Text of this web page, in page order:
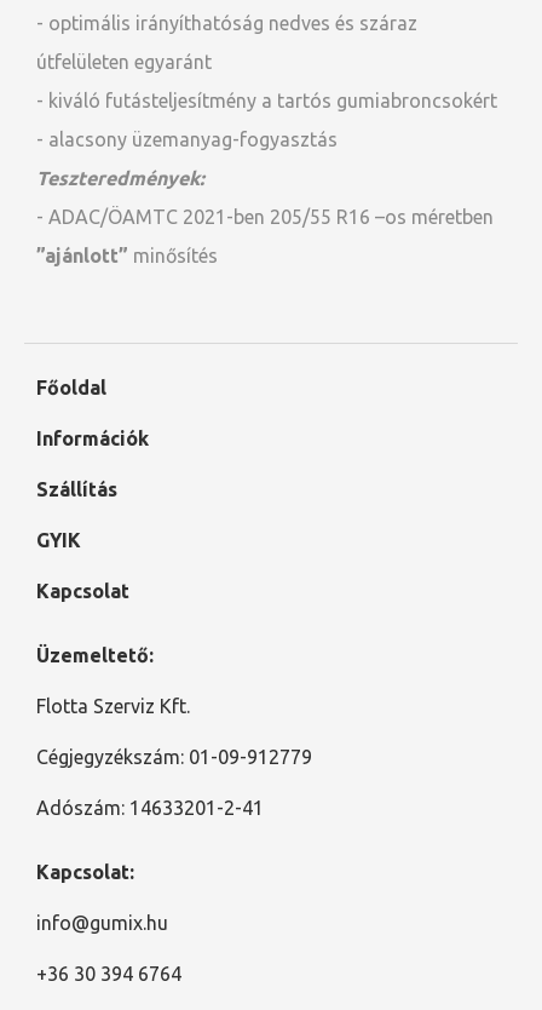
- optimális irányíthatóság nedves és száraz
útfelületen egyaránt
- kiváló futásteljesítmény a tartós gumiabroncsokért
- alacsony üzemanyag-fogyasztás
Teszteredmények:
- ADAC/ÖAMTC 2021-ben 205/55 R16 –os méretben
”ajánlott” minősítés
Főoldal
Információk
Szállítás
GYIK
Kapcsolat
Üzemeltető:
Flotta Szerviz Kft.
Cégjegyzékszám: 01-09-912779
Adószám: 14633201-2-41
Kapcsolat:
info@gumix.hu
+36 30 394 6764